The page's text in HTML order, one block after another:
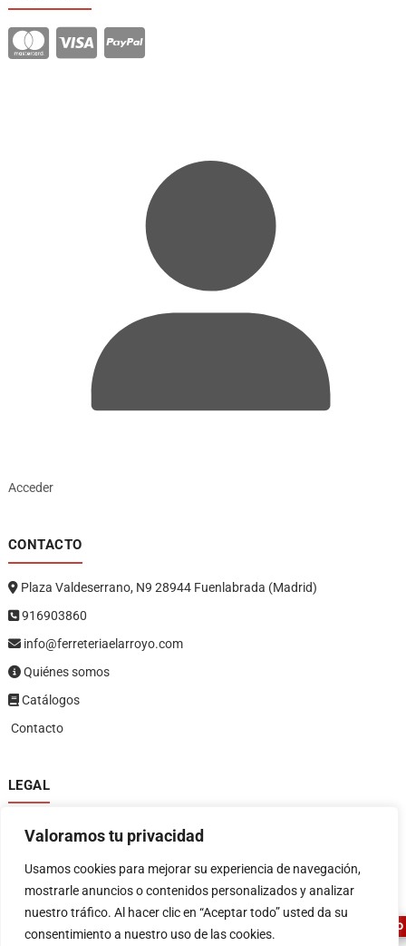
Valoramos tu privacidad
Usamos cookies para mejorar su experiencia de navegación,
mostrarle anuncios o contenidos personalizados y analizar
nuestro tráfico. Al hacer clic en “Aceptar todo” usted da su
consentimiento a nuestro uso de las cookies.
Acceder
CONTACTO
Plaza Valdeserrano, N9 28944 Fuenlabrada (Madrid)
916903860
info@ferreteriaelarroyo.com
Quiénes somos
Catálogos
Contacto
LEGAL
Política de privacidad
Política de devoluciones y reembolsos
Términos y condiciones
ASESOR FERRETERO